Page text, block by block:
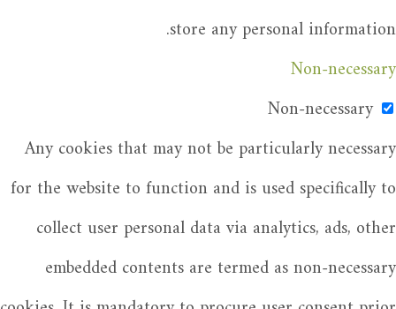
store any personal information.
Non-necessary
Non-necessary
Any cookies that may not be particularly necessary
for the website to function and is used specifically to
collect user personal data via analytics, ads, other
embedded contents are termed as non-necessary